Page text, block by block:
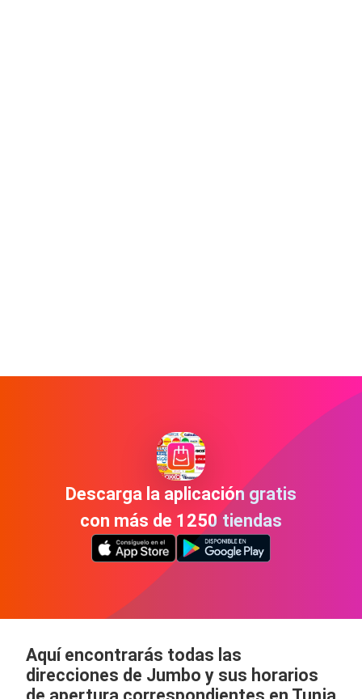
Descarga la aplicación gratis
con más de 1250 tiendas
Aquí encontrarás todas las
direcciones de Jumbo y sus horarios